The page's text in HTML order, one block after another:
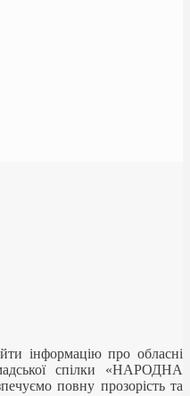
інформацію про обласні
спілки «НАРОДНА
повну прозорість та